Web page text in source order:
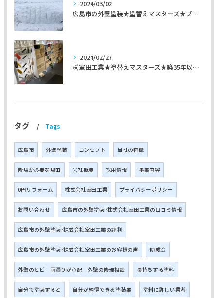
2024/03/02
広島市の外壁塗装★塗替えマスターズ★ブログ「初めて家を手入れするのに」
2024/02/27
㈱室田工業★塗替えマスターズ★築35年以上のお宅の施工事例
タグ Tags
広島市 外壁塗装 コンセプト 当社の特徴
修理が必要な理由 会社概要 採用情報 事業内容
0円リフォーム 株式会社室田工業 プライバシーポリシー
お問い合わせ 広島市の外壁塗装･株式会社室田工業の口コミ情報
広島市の外壁塗装･株式会社室田工業の評判
広島市の外壁塗装･株式会社室田工業のお客様の声 助成金
外壁のヒビ 雨漏りが心配 外壁の修理相談 長持ちする塗料
自分で塗装すると 自分が納得できる塗装業 塗料に詳しい業者